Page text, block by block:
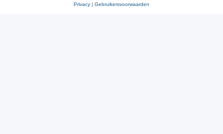
Privacy | Gebruikersvoorwaarden